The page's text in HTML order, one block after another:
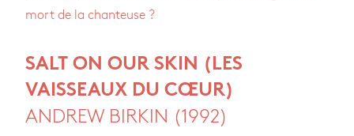
mort de la chanteuse ?
SALT ON OUR SKIN (LES
VAISSEAUX DU CŒUR)
ANDREW BIRKIN (1992)